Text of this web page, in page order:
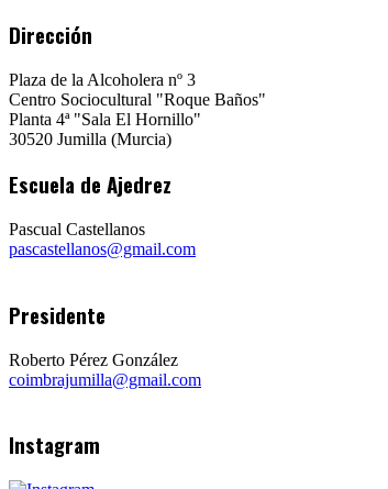
Dirección
Plaza de la Alcoholera nº 3
Centro Sociocultural "Roque Baños"
Planta 4ª "Sala El Hornillo"
30520 Jumilla (Murcia)
Escuela de Ajedrez
Pascual Castellanos
pascastellanos@gmail.com
Presidente
Roberto Pérez González
coimbrajumilla@gmail.com
Instagram